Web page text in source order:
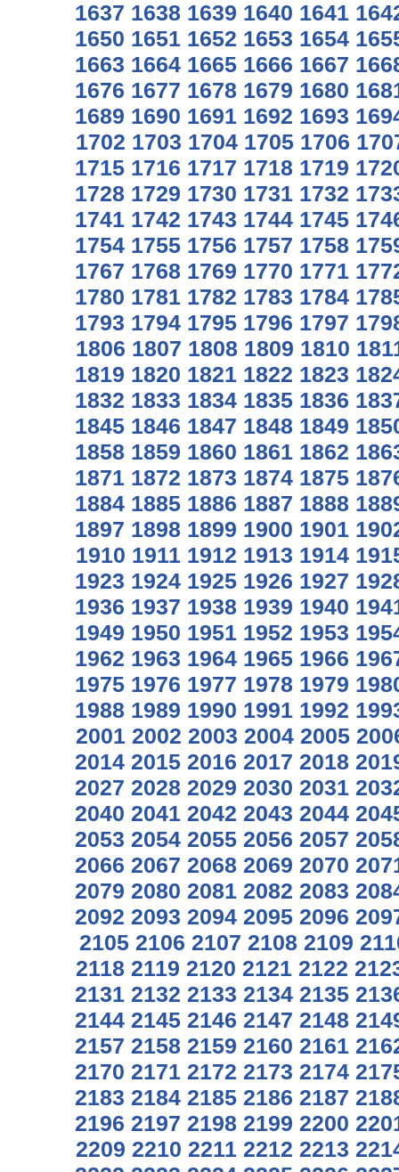
1637 1638 1639 1640 1641
1650 1651 1652 1653 1654
1663 1664 1665 1666 1667
1676 1677 1678 1679 1680
1689 1690 1691 1692 1693
1702 1703 1704 1705 1706
1715 1716 1717 1718 1719
1728 1729 1730 1731 1732
1741 1742 1743 1744 1745
1754 1755 1756 1757 1758
1767 1768 1769 1770 1771
1780 1781 1782 1783 1784
1793 1794 1795 1796 1797
1806 1807 1808 1809 1810
1819 1820 1821 1822 1823
1832 1833 1834 1835 1836
1845 1846 1847 1848 1849
1858 1859 1860 1861 1862
1871 1872 1873 1874 1875
1884 1885 1886 1887 1888
1897 1898 1899 1900 1901
1910 1911 1912 1913 1914
1923 1924 1925 1926 1927
1936 1937 1938 1939 1940
1949 1950 1951 1952 1953
1962 1963 1964 1965 1966
1975 1976 1977 1978 1979
1988 1989 1990 1991 1992
2001 2002 2003 2004 2005
2014 2015 2016 2017 2018
2027 2028 2029 2030 2031
2040 2041 2042 2043 2044
2053 2054 2055 2056 2057
2066 2067 2068 2069 2070
2079 2080 2081 2082 2083
2092 2093 2094 2095 2096
2105 2106 2107 2108 2109
2118 2119 2120 2121 2122
2131 2132 2133 2134 2135
2144 2145 2146 2147 2148
2157 2158 2159 2160 2161
2170 2171 2172 2173 2174
2183 2184 2185 2186 2187
2196 2197 2198 2199 2200
2209 2210 2211 2212 2213